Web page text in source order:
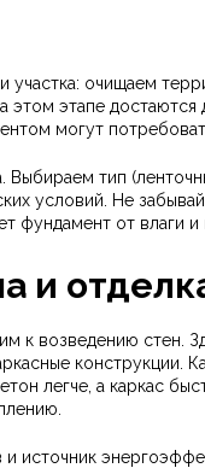
участка: очищаем
этом этапе достаются
могут
тип
условий. Не
фундамент от влаги и
и
к возведению стен.
легче, а каркас
источник